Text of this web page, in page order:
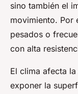
sino también el
movimiento. Por
pesados o
con alta
El clima afecta la
exponer la